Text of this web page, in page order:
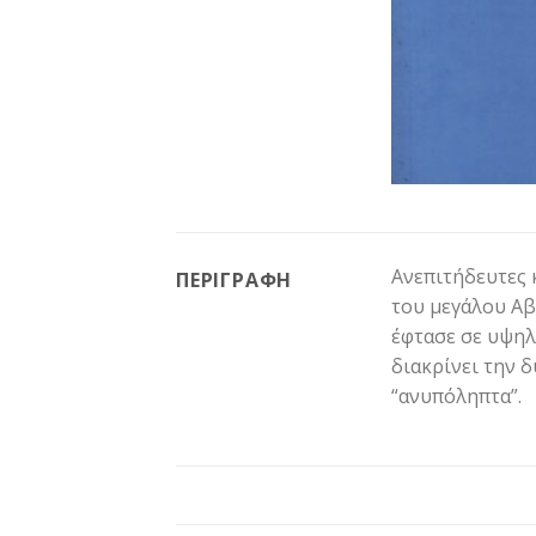
ΠΕΡΙΓΡΑΦΉ
του μεγάλου
έφτασε σε
διακρίνει την
“ανυπόληπτα”.